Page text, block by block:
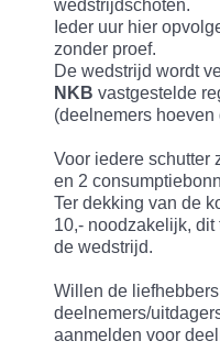
wedstrijdschoten.
Ieder uur hier
zonder proef.
De wedstrijd wordt
NKB vastgestelde
(deelnemers
Voor iedere schutter
en 2
Ter dekking van de
10,- noodzakelijk,
de wedstrijd.
Willen de
deelnemers/
aanmelden voor